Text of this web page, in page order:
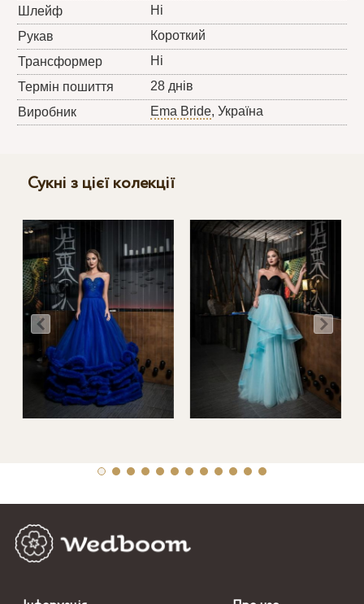
Шлейф
Ні
Рукав
Короткий
Трансформер
Ні
Термін пошиття
28 днів
Виробник
Ema Bride, Україна
Сукні з цієї колекції